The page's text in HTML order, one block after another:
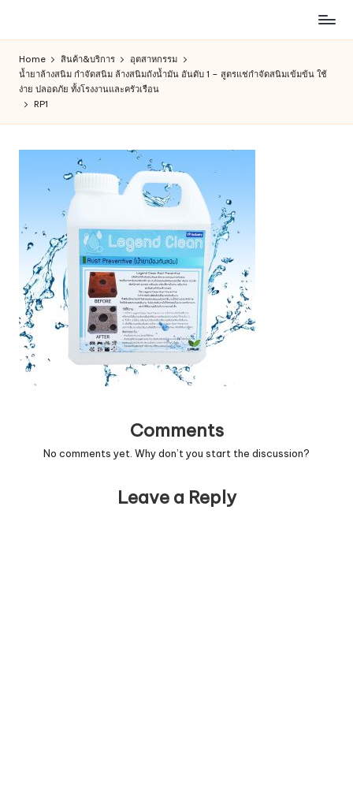
content
สินค้า
ออนไลน์
เพื่อ
คน
Home สินค้า&บริการ
อุตสาหกรรม
น้ำยาล้างสนิม กำจัดสนิม ล้างสนิมถังน้ำมัน อันดับ 1 – สูตรแช่กำจัดสนิมเข้มข้น ใช้
ง่าย ปลอดภัย ทั้งโรงงานและครัวเรือน
RP1
Comments
No comments yet. Why don’t you start the discussion?
Leave a Reply